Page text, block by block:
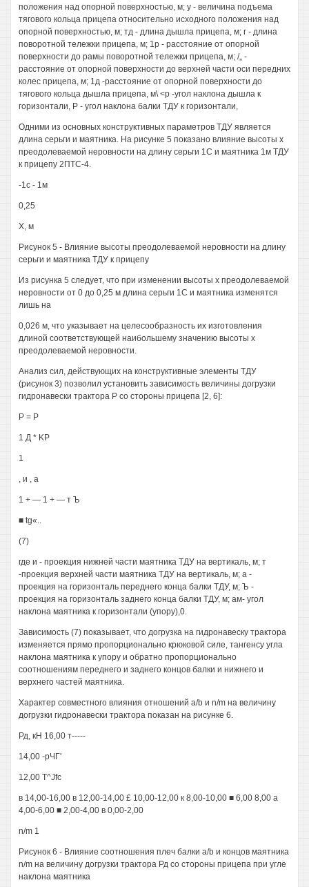
положения над опорной поверхностью, м; у - величина подъема
тягового кольца прицепа относительно исходного положения над
опорной поверхностью, м; тд - длина дышла прицепа, м; г - длина
поворотной тележки прицепа, м; 1р - расстояние от опорной
поверхности до рамы поворотной тележки прицепа, м; /„ -
расстояние от опорной поверхности до верхней части оси передних
колес прицепа, м; 1д -расстояние от опорной поверхности до
тягового кольца дышла прицепа, м\ <р -угол наклона дышла к
горизонтали, Р - угол наклона балки ТДУ к горизонтали,
Одними из основных конструктивных параметров ТДУ является
длина серьги и маятника. На рисунке 5 показано влияние высоты х
преодолеваемой неровности на длину серьги 1С и маятника 1м ТДУ
к прицепу 2ПТС-4.
-1с - 1м
0,25
X, м
Рисунок 5 - Влияние высоты преодолеваемой неровности на длину
серьги и маятника ТДУ к прицепу
Из рисунка 5 следует, что при изменении высоты х преодолеваемой
неровности от 0 до 0,25 м длина серьги 1С и маятника изменятся
лишь на
0,026 м, что указывает на целесообразность их изготовления
длиной соответствующей наибольшему значению высоты х
преодолеваемой неровности.
Анализ сил, действующих на конструктивные элементы ТДУ
(рисунок 3) позволил установить зависимость величины догрузки
гидронавески трактора Р со стороны прицепа [2, 6]:
Р = Р
1 Д * KP
1
, и , а
1 + — 1 + — т Ъ
■ tg«..
(7)
где и - проекция нижней части маятника ТДУ на вертикаль, м; т
-проекция верхней части маятника ТДУ на вертикаль, м; а -
проекция на горизонталь переднего конца балки ТДУ, м; Ъ -
проекция на горизонталь заднего конца балки ТДУ, м; ам- угол
наклона маятника к горизонтали (упору),0.
Зависимость (7) показывает, что догрузка на гидронавеску трактора
изменяется прямо пропорционально крюковой силе, тангенсу угла
наклона маятника к упору и обратно пропорционально
соотношениям переднего и заднего концов балки и нижнего и
верхнего частей маятника.
Характер совместного влияния отношений а/b и n/m на величину
догрузки гидронавески трактора показан на рисунке 6.
Рд, кН 16,00 т-----
14,00 -рЧГ'
12,00 T^Jfc
в 14,00-16,00 в 12,00-14,00 £ 10,00-12,00 к 8,00-10,00 ■ 6,00 8,00 а
4,00-6,00 ■ 2,00-4,00 в 0,00-2,00
n/m 1
Рисунок 6 - Влияние соотношения плеч балки а/b и концов маятника
n/m на величину догрузки трактора Рд со стороны прицепа при угле
наклона маятника